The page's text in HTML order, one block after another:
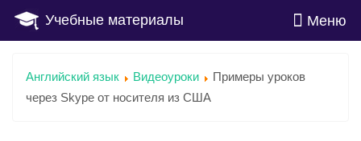
Учебные материалы Меню
Английский язык Видеоуроки
Примеры уроков
через Skype от носителя из США